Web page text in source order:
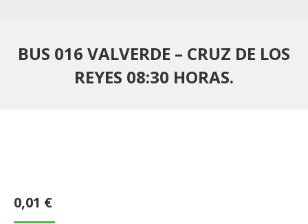
BUS 016 VALVERDE – CRUZ DE LOS
REYES 08:30 HORAS.
0,01 €